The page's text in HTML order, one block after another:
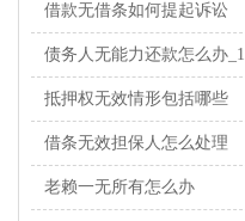
借款无借条如何提起诉讼
债务人无能力还款怎么办_1
抵押权无效情形包括哪些
借条无效担保人怎么处理
老赖一无所有怎么办